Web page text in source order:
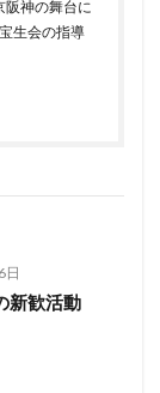
阪神の舞台に
生会の指導
日
新歓活動